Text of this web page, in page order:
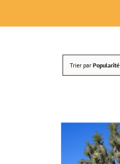
Trier par Popularité